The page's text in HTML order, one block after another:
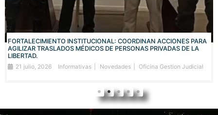
FORTALECIMIENTO INSTITUCIONAL: COORDINAN ACCIONES PARA
AGILIZAR TRASLADOS MÉDICOS DE PERSONAS PRIVADAS DE LA
LIBERTAD.
21 julio, 2026
Informativas Novedades Oficina Gestion Judicial